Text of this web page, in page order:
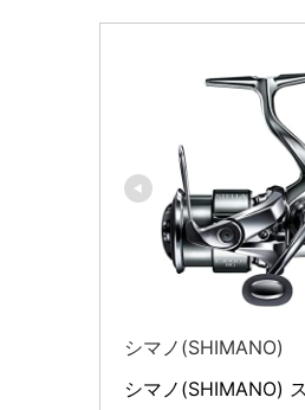
シマノ(SHIMANO)
シマノ(SHIMANO)